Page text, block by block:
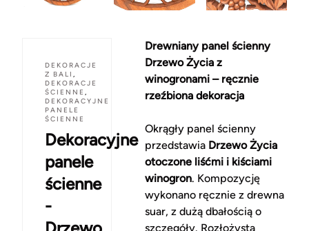
DEKORACJE
Z BALI ,
DEKORACJE
ŚCIENNE ,
DEKORACYJNE
PANELE
ŚCIENNE
Dekoracyjne
panele
ścienne
-
Drewniany panel ścienny
Drzewo Życia z
winogronami – ręcznie
rzeźbiona dekoracja
Okrągły panel ścienny
przedstawia Drzewo Życia
otoczone liśćmi i kiściami
winogron. Kompozycję
wykonano ręcznie z drewna
suar, z dużą dbałością o
szczegóły. Rozłożysta